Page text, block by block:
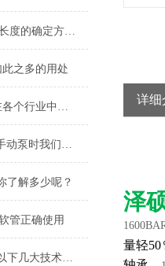
SPIRSTAR高压软管长度的确定方法及胶层选材注意事项
之多的用处
谈谈超高压压力表在各个行业中的应用
选择EUPRESS高压手动泵时我们应该考虑什么呢？
了解多少呢？
管正确使用
HII气动增压泵具有以下几大技术特点
详细
泽
量轻50